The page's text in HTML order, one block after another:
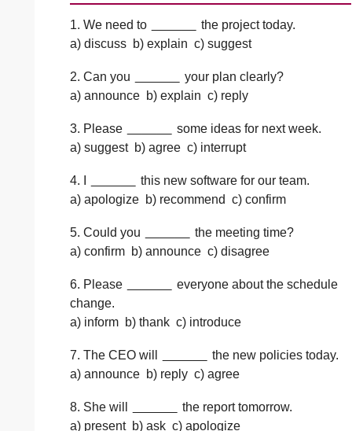
1. We need to
the project today.
a) discuss b) explain c) suggest
2. Can you
your plan clearly?
a) announce b) explain c) reply
3. Please
some ideas for next week.
a) suggest b) agree c) interrupt
4. I
this new software for our team.
a) apologize b) recommend c) confirm
5. Could you
the meeting time?
a) confirm b) announce c) disagree
6. Please
everyone about the schedule
change.
a) inform b) thank c) introduce
7. The CEO will
the new policies today.
a) announce b) reply c) agree
8. She will
the report tomorrow.
a) present b) ask c) apologize